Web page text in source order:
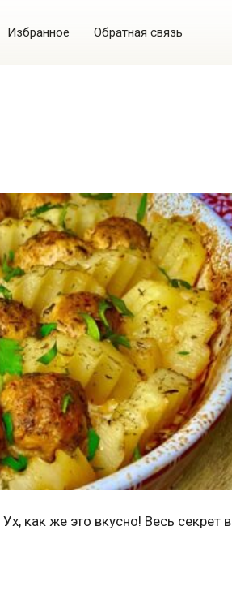
Избранное Обратная связь
как же это вкусно! Весь секрет в